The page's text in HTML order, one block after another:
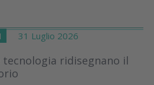
31 Luglio 2026
tecnologia ridisegnano il